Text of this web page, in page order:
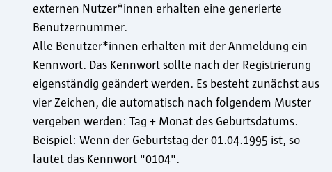
externen Nutzer*innen erhalten eine generierte
Benutzernummer.
Alle Benutzer*innen erhalten mit der Anmeldung ein
Kennwort. Das Kennwort sollte nach der Registrierung
eigenständig geändert werden. Es besteht zunächst aus
vier Zeichen, die automatisch nach folgendem Muster
vergeben werden: Tag + Monat des Geburtsdatums.
Beispiel: Wenn der Geburtstag der 01.04.1995 ist, so
lautet das Kennwort "0104".